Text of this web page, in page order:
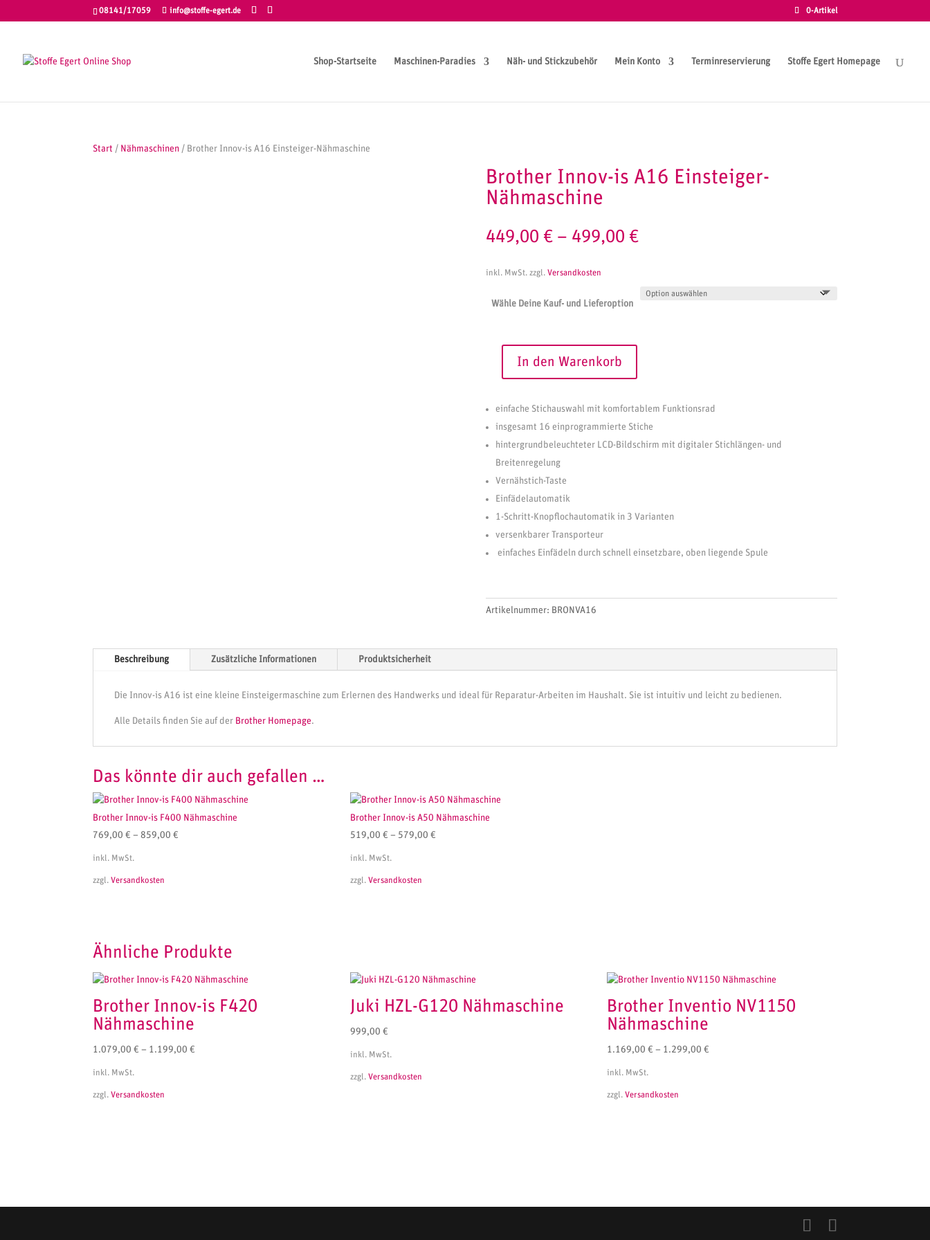
08141/17059 info@stoffe-egert.de 0-Artikel
Shop-Startseite Maschinen-Paradies Näh- und Stickzubehör Mein Konto Terminreservierung Stoffe Egert Homepage
Start / Nähmaschinen / Brother Innov-is A16 Einsteiger-Nähmaschine
Brother Innov-is A16 Einsteiger-
Nähmaschine
449,00 €– 499,00 €
inkl. MwSt. zzgl. Versandkosten
Wähle Deine Kauf- und Lieferoption
Einsteiger-
Nähmaschine
Menge
In den Warenkorb
a
t
i
einfache Stichauswahl mit komfortablem Funktionsrad
insgesamt 16 einprogrammierte Stiche
hintergrundbeleuchteter LCD-Bildschirm mit digitaler Stichlängen- und
Breitenregelung
Vernähstich-Taste
Einfädelautomatik
1-Schritt-Knopflochautomatik in 3 Varianten
versenkbarer Transporteur
einfaches Einfädeln durch schnell einsetzbare, oben liegende Spule
Artikelnummer: BRONVA16
Beschreibung Zusätzliche Informationen Produktsicherheit
Die Innov-is A16 ist eine kleine Einsteigermaschine zum Erlernen des Handwerks und ideal für Reparatur-Arbeiten im Haushalt. Sie ist intuitiv und leicht zu bedienen.
Alle Details finden Sie auf der Brother Homepage.
Das könnte dir auch gefallen …
Brother Innov-is F400 Nähmaschine
769,00€ –859,00€
inkl. MwSt.
zzgl.Versandkosten
Brother Innov-is A50 Nähmaschine
519,00 € – 579,00 €
inkl. MwSt.
zzgl. Versandkosten
Ähnliche Produkte
Brother Innov-is F420
Nähmaschine
1.079,00€ – 1.199,00€
inkl. MwSt.
zzgl.Versandkosten
Juki HZL-G120 Nähmaschine
999,00 €
inkl. MwSt.
zzgl. Versandkosten
Brother Inventio NV1150
Nähmaschine
1.169,00€ – 1.299,00€
inkl. MwSt.
zzgl.Versandkosten